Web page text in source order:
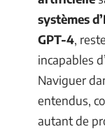
systèmes
GPT-4,
incapables
Naviguer
entendus,
autant de